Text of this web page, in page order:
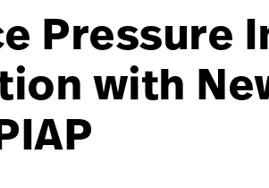
Pressure
with